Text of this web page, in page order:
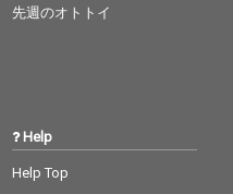
先週のオトトイ
Help
Help Top